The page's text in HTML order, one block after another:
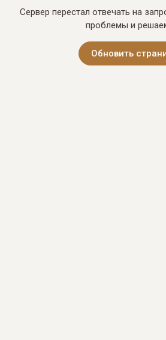
Сервер перестал отвечать на
проблемы и
Обновить